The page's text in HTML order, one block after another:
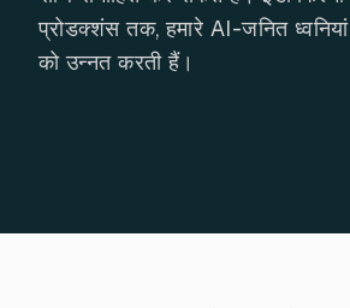
प्रोडक्शंस तक, हमारे AI-जनित
को उन्नत करती हैं।